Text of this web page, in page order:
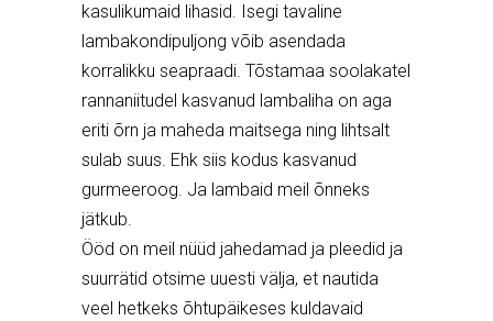
kasulikumaid lihasid. Isegi tavaline
lambakondipuljong võib asendada
korralikku seapraadi. Tõstamaa soolakatel
rannaniitudel kasvanud lambaliha on aga
eriti õrn ja maheda maitsega ning lihtsalt
sulab suus. Ehk siis kodus kasvanud
gurmeeroog. Ja lambaid meil õnneks
jätkub.
Ööd on meil nüüd jahedamad ja pleedid ja
suurrätid otsime uuesti välja, et nautida
veel hetkeks õhtupäikeses kuldavaid